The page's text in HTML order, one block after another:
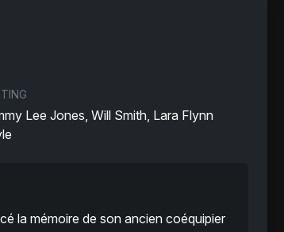
Lee Jones, Will Smith, Lara Flynn
la mémoire de son ancien coéquipier